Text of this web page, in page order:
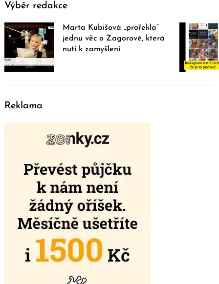
Výběr redakce
Marta Kubišová „prořekla“
jednu věc o Zagorové, která
nutí k zamyšlení
Reklama